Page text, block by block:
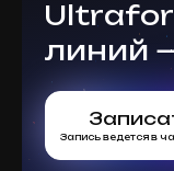
линий
Запись ведется в